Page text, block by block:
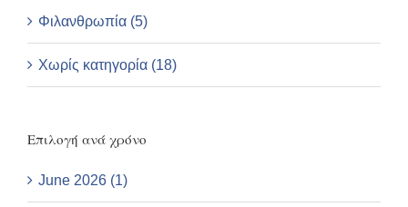
Φιλανθρωπία (5)
Χωρίς κατηγορία (18)
Επιλογή ανά χρόνο
June 2026 (1)